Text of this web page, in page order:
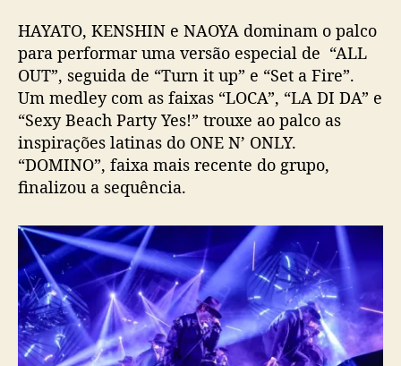
HAYATO, KENSHIN e NAOYA dominam o palco
para performar uma versão especial de “ALL
OUT”, seguida de “Turn it up” e “Set a Fire”.
Um medley com as faixas “LOCA”, “LA DI DA” e
“Sexy Beach Party Yes!” trouxe ao palco as
inspirações latinas do ONE N’ ONLY.
“DOMINO”, faixa mais recente do grupo,
finalizou a sequência.